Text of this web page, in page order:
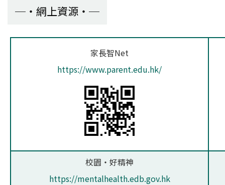
網上資源
家長智Net
https://www.parent.edu.hk/
校園‧好精神
https://mentalhealth.edb.gov.hk